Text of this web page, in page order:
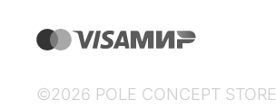
©2026 POLE CONCEPT STORE